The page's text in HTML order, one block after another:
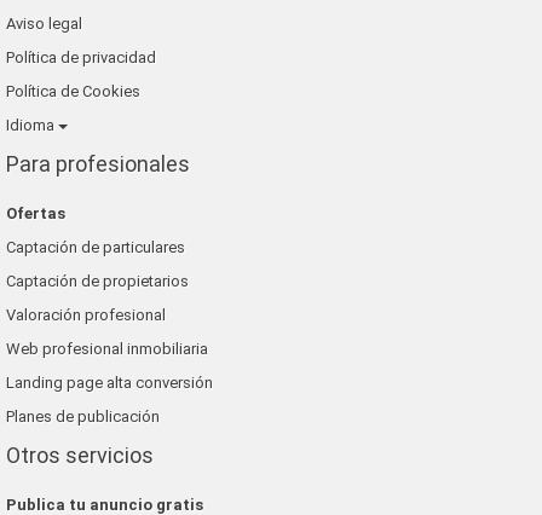
Aviso legal
Política de privacidad
Política de Cookies
Idioma
Para profesionales
Ofertas
Captación de particulares
Captación de propietarios
Valoración profesional
Web profesional inmobiliaria
Landing page alta conversión
Planes de publicación
Otros servicios
Publica tu anuncio gratis